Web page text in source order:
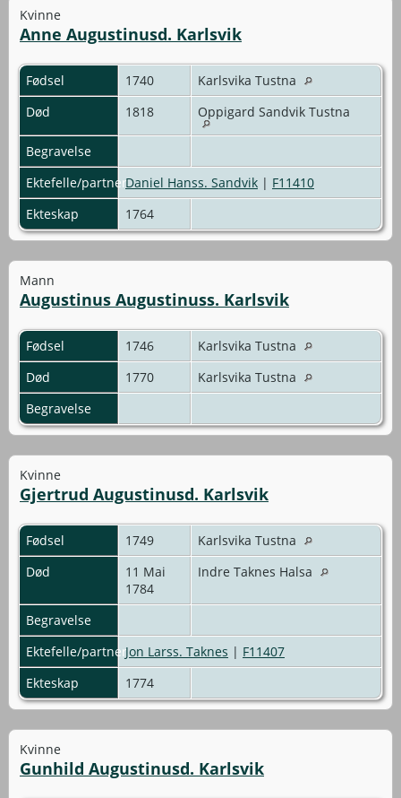
Kvinne
Anne Augustinusd. Karlsvik
Fødsel 1740
Karlsvika Tustna
Død
1818 Oppigard Sandvik Tustna
Begravelse
Ektefelle/partnerDaniel Hanss. Sandvik | F11410
Ekteskap
1764
Mann
Augustinus Augustinuss. Karlsvik
Fødsel 1746
Karlsvika Tustna
Død
1770
Karlsvika Tustna
Begravelse
Kvinne
Gjertrud Augustinusd. Karlsvik
Fødsel 1749
Karlsvika Tustna
Død
11 Mai
1784
Indre Taknes Halsa
Begravelse
Ektefelle/partnerJon Larss. Taknes | F11407
Ekteskap
1774
Kvinne
Gunhild Augustinusd. Karlsvik